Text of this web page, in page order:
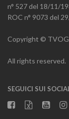
n° 527 del 18/11/
ROC n° 9073 del
Copyright ©
All rights reserved.
SEGUICI SUI